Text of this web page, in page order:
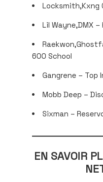
Locksmith,Kxng
Lil Wayne,DMX
600 School
Gangrene – Top
Mobb Deep –
Sixman –
EN SAVOIR